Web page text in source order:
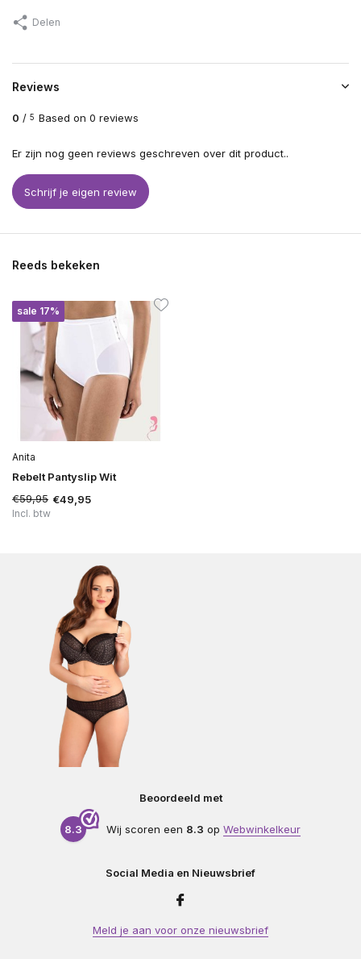
Delen
Reviews
0 / 5 Based on 0 reviews
Er zijn nog geen reviews geschreven over dit product..
Schrijf je eigen review
Reeds bekeken
sale 17%
Anita
Rebelt Pantyslip Wit
€59,95 €49,95
Incl. btw
Beoordeeld met
8.3 Wij scoren een 8.3 op Webwinkelkeur
Social Media en Nieuwsbrief
Meld je aan voor onze nieuwsbrief